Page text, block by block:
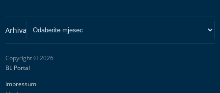
Copyright © 2026
BL Portal
Impressum